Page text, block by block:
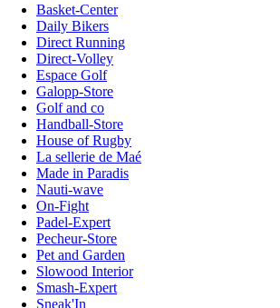
Basket-Center
Daily Bikers
Direct Running
Direct-Volley
Espace Golf
Galopp-Store
Golf and co
Handball-Store
House of Rugby
La sellerie de Maé
Made in Paradis
Nauti-wave
On-Fight
Padel-Expert
Pecheur-Store
Pet and Garden
Slowood Interior
Smash-Expert
Sneak'In